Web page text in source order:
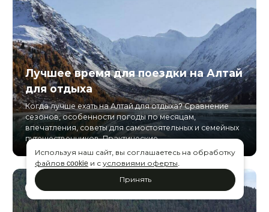
Лучшее время для поездки на Алтай
для отдыха
Когда лучше ехать на Алтай для отдыха? Сравнение
сезонов, особенности погоды по месяцам,
впечатления, советы для самостоятельных и семейных
путешественников. Практические...
~7 мин
Используя наш сайт, вы соглашаетесь на обработку
файлов cookie и с условиями оферты.
Принять